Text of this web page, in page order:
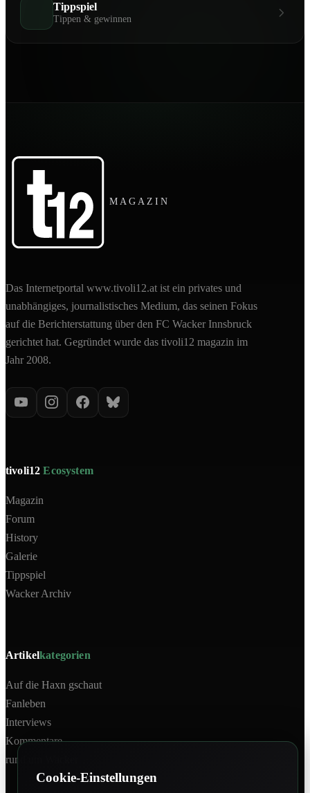
Tippspiel
Tippen & gewinnen
MAGAZIN
Das Internetportal www.tivoli12.at ist ein privates und
unabhängiges, journalistisches Medium, das seinen Fokus
auf die Berichterstattung über den FC Wacker Innsbruck
gerichtet hat. Gegründet wurde das tivoli12 magazin im
Jahr 2008.
tivoli12Ecosystem
Magazin
Forum
History
Galerie
Tippspiel
Wacker Archiv
Artikelkategorien
Auf die Haxn gschaut
Fanleben
Interviews
Kommentare
rund um Wacker
Cookie-Einstellungen